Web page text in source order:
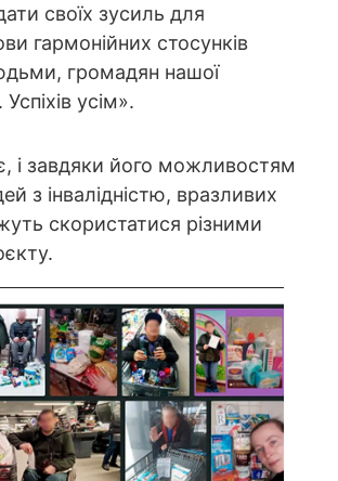
своїх зусиль для
гармонійних стосунків
громадян нашої
Успіхів усім».
і завдяки його можливостям
з інвалідністю, вразливих
скористатися різними